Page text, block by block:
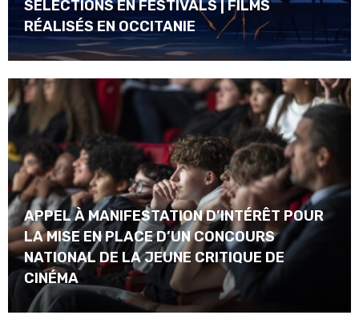
SÉLECTIONS EN FESTIVALS | FILMS
RÉALISÉS EN OCCITANIE
APPEL À MANIFESTATION D’INTÉRÊT POUR
LA MISE EN PLACE D’UN CONCOURS
NATIONAL DE LA JEUNE CRITIQUE DE
CINÉMA